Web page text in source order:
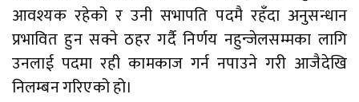
आवश्यक रहेको र उनी सभापति पदमै रहँदा अनुसन्धान
प्रभावित हुन सक्ने ठहर गर्दै निर्णय नहुन्जेलसम्मका लागि
उनलाई पदमा रही कामकाज गर्न नपाउने गरी आजैदेखि
निलम्बन गरिएको हो।